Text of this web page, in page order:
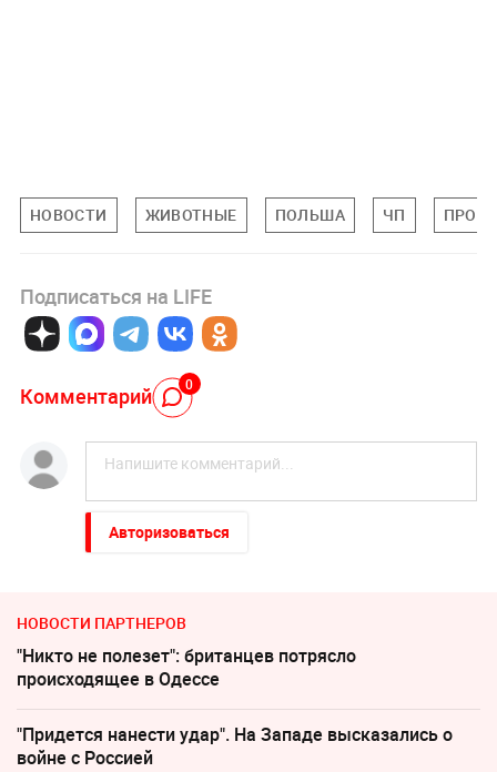
НОВОСТИ ЖИВОТНЫЕ ПОЛЬША ЧП
Подписаться на LIFE
Комментарий 0
Авторизоваться
НОВОСТИ ПАРТНЕРОВ
"Никто не полезет": британцев потрясло
происходящее в Одессе
"Придется нанести удар". На Западе высказались о
войне с Россией